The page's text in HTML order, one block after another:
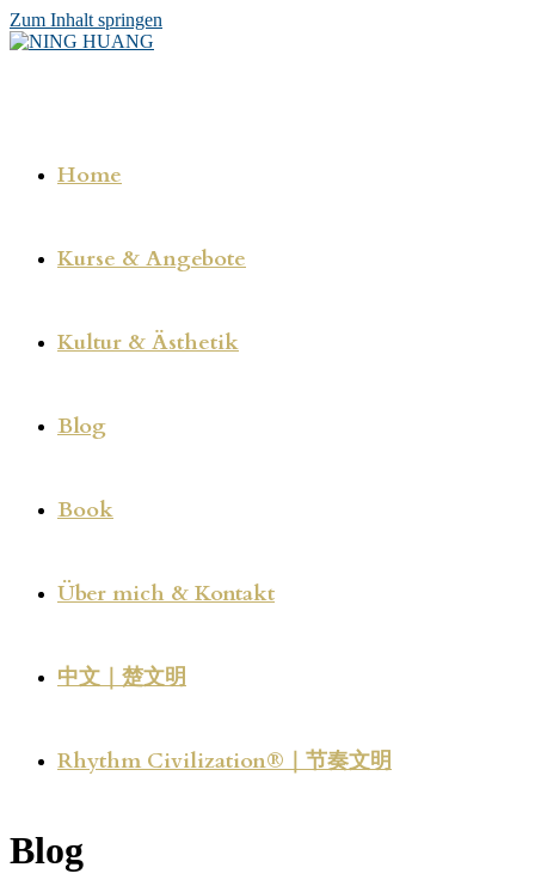
Zum Inhalt springen
Home
Kurse & Angebote
Kultur & Ästhetik
Blog
Book
Über mich & Kontakt
中文｜楚文明
Rhythm Civilization®｜节奏文明
Blog